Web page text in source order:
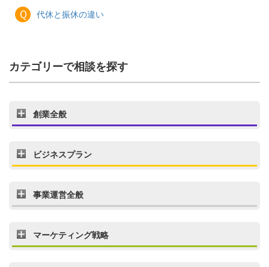
Ｑ 代休と振休の違い
カテゴリーで相談を探す
創業全般
ビジネスプラン
事業運営全般
マーケティング戦略